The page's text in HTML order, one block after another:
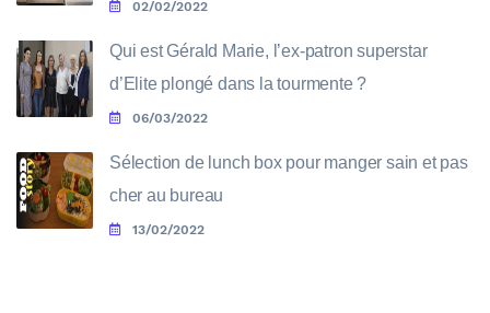
02/02/2022
Qui est Gérald Marie, l’ex-patron superstar
d’Elite plongé dans la tourmente ?
06/03/2022
Sélection de lunch box pour manger sain et pas
cher au bureau
13/02/2022